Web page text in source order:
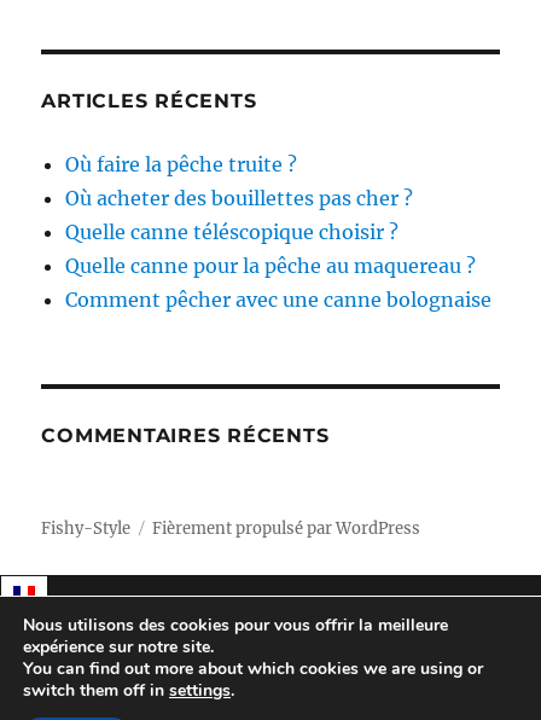
ARTICLES RÉCENTS
Où faire la pêche truite ?
Où acheter des bouillettes pas cher ?
Quelle canne téléscopique choisir ?
Quelle canne pour la pêche au maquereau ?
Comment pêcher avec une canne bolognaise
COMMENTAIRES RÉCENTS
Fishy-Style Fièrement propulsé par WordPress
Nous utilisons des cookies pour vous offrir la meilleure
expérience sur notre site.
You can find out more about which cookies we are using or
switch them off in settings.